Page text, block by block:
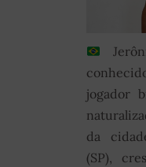
jogador
da
(SP),